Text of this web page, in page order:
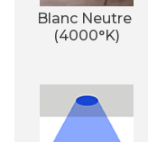
Blanc Neutre
(4000°K)